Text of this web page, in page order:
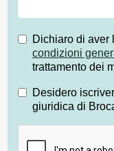
Dichiaro di aver
condizioni
trattamento dei
Desidero
giuridica di